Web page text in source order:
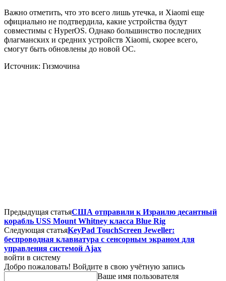
Важно отметить, что это всего лишь утечка, и Xiaomi еще
официально не подтвердила, какие устройства будут
совместимы с HyperOS. Однако большинство последних
флагманских и средних устройств Xiaomi, скорее всего,
смогут быть обновлены до новой ОС.
Источник: Гизмочина
Предыдущая статьяСША отправили к Израилю десантный
корабль USS Mount Whitney класса Blue Rig
Следующая статьяKeyPad TouchScreen Jeweller:
беспроводная клавиатура с сенсорным экраном для
управления системой Ajax
войти в систему
Добро пожаловать! Войдите в свою учётную запись
Ваше имя пользователя